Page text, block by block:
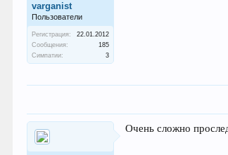
varganist
Пользователи
Регистрация:
22.01.2012
Сообщения:
185
Симпатии:
3
Очень сложно